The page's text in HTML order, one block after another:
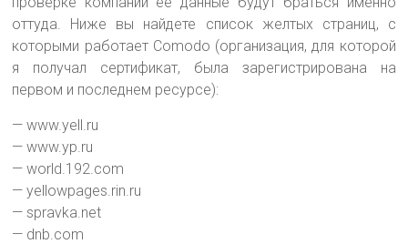
оттуда. Ниже вы найдете список желтых страниц, с
которыми работает Comodo (организация, для которой
я получал сертификат, была зарегистрирована на
первом и последнем ресурсе):
— www.yell.ru
— www.yp.ru
— world.192.com
— yellowpages.rin.ru
— spravka.net
— dnb.com